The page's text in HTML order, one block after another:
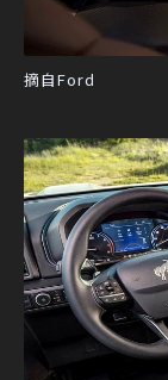
摘自Ford